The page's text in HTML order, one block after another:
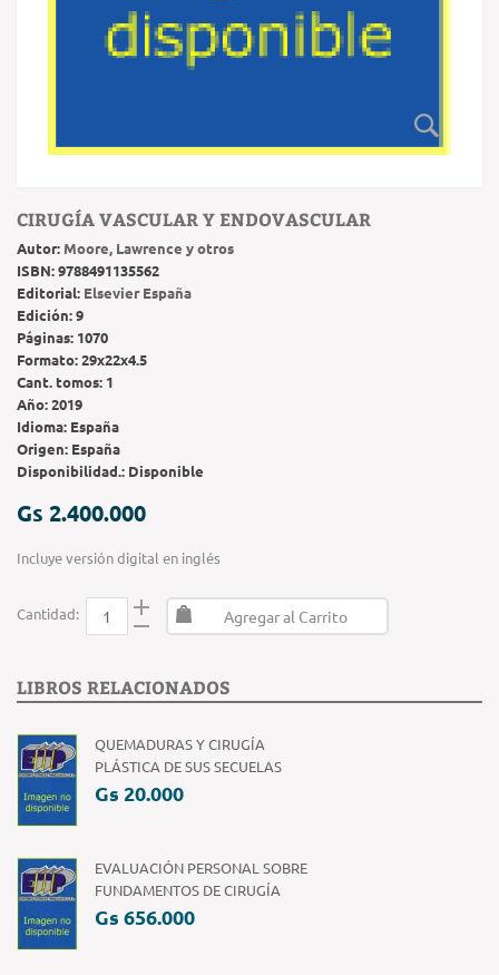
CIRUGÍA VASCULAR Y ENDOVASCULAR
Autor: Moore, Lawrence y otros
ISBN:9788491135562
Editorial: Elsevier España
Edición:9
Páginas: 1070
Formato:29x22x4.5
Cant. tomos: 1
Año:2019
Idioma: España
Origen: España
Disponibilidad.: Disponible
Gs 2.400.000
Incluye versión digital en inglés
Cantidad: Agregar al Carrito
LIBROS RELACIONADOS
QUEMADURAS Y CIRUGÍA
PLÁSTICA DE SUS SECUELAS
Gs 20.000
EVALUACIÓN PERSONAL SOBRE
FUNDAMENTOS DE CIRUGÍA
Gs 656.000